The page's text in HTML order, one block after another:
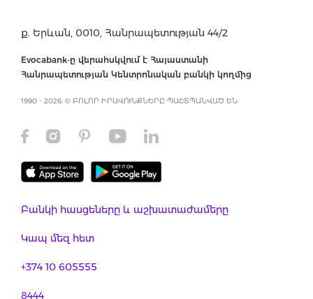
ք. Երևան, 0010, Հանրապետության 44/2
Evocabank-ը վերահսկվում է Հայաստանի
Հանրապետության Կենտրոնական բանկի կողմից
1990 - 2026, © ԲՈԼՈՐ ԻՐԱՎՈՒՆՔՆԵՐԸ ՊԱՇՏՊԱՆՎԱԾ ԵՆ
Բանկի հասցեները և աշխատաժամերը
Կապ մեզ հետ
+374 10 605555
8444